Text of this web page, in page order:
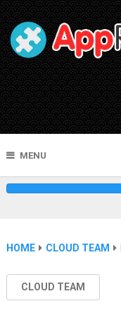
MENU
HOME CLOUD TEAM
CLOUD TEAM